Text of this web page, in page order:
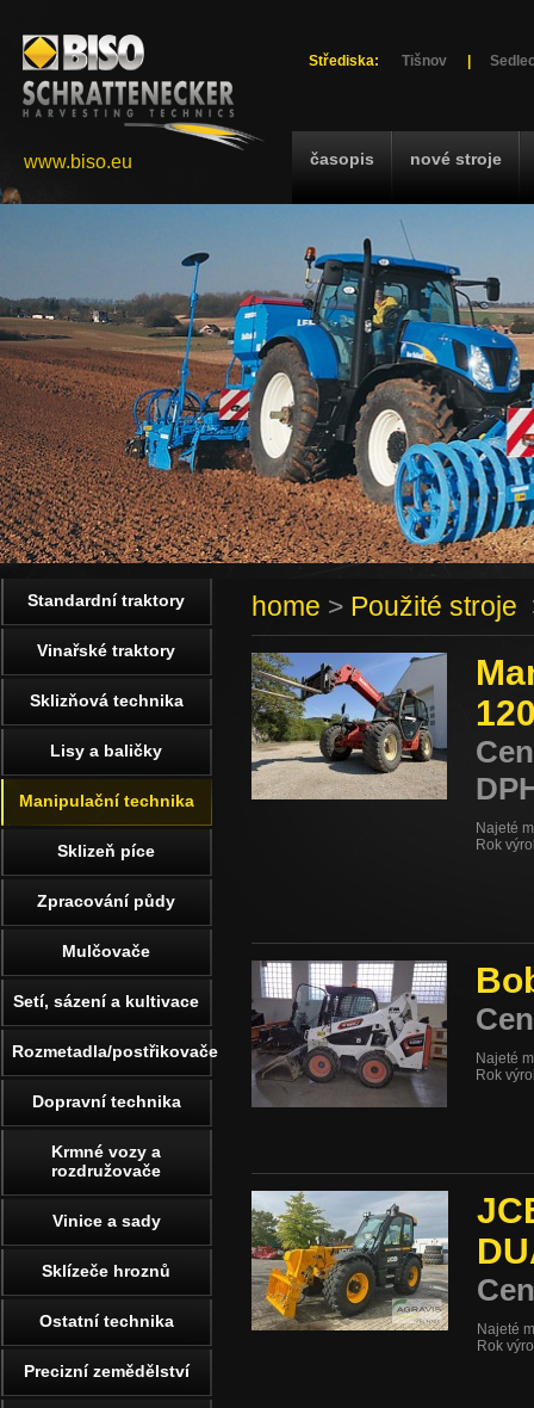
Střediska: Tišnov
časopis nové stroje
www.biso.eu
home > Použité stroje
Najeté
Rok
Najeté
Rok
Najeté
Rok
Standardní traktory
Vinařské traktory
Sklizňová technika
Lisy a baličky
Manipulační technika
Sklizeň píce
Zpracování půdy
Mulčovače
Setí, sázení a kultivace
Rozmetadla/postřikovače
Dopravní technika
Krmné vozy a
rozdružovače
Vinice a sady
Sklízeče hroznů
Ostatní technika
Precizní zemědělství